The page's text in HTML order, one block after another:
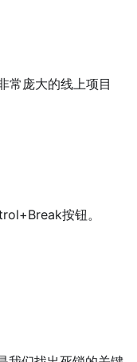
常庞大的线上项目
按钮。